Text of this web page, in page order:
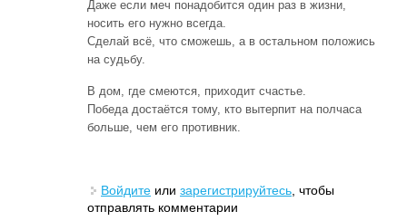
Даже если меч понадобится один раз в жизни,
носить его нужно всегда.
Сделай всё, что сможешь, а в остальном положись
на судьбу.
В дом, где смеются, приходит счастье.
Победа достаётся тому, кто вытерпит на полчаса
больше, чем его противник.
Войдите или зарегистрируйтесь , чтобы
отправлять комментарии